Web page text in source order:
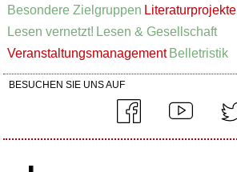
Besondere Zielgruppen Literaturprojekte
Lesen vernetzt! Lesen & Gesellschaft
Veranstaltungsmanagement Belletristik
BESUCHEN SIE UNS AUF